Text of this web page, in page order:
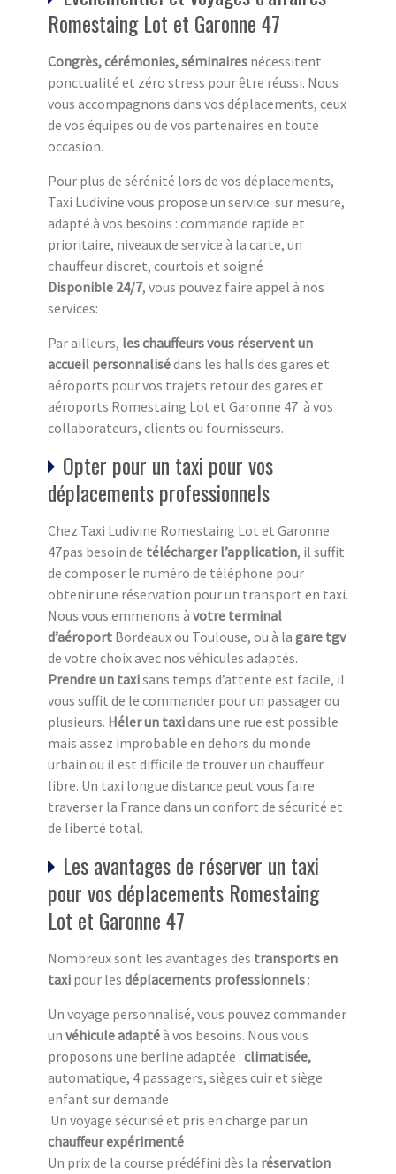
Romestaing Lot et Garonne 47
Congrès, cérémonies, séminaires nécessitent
ponctualité et zéro stress pour être réussi. Nous
vous accompagnons dans vos déplacements, ceux
de vos équipes ou de vos partenaires en toute
occasion.
Pour plus de sérénité lors de vos déplacements,
Taxi Ludivine vous propose un service sur mesure,
adapté à vos besoins : commande rapide et
prioritaire, niveaux de service à la carte, un
chauffeur discret, courtois et soigné
Disponible 24/7, vous pouvez faire appel à nos
services:
Par ailleurs, les chauffeurs vous réservent un
accueil personnalisédans les halls des gares et
aéroports pour vos trajets retour des gares et
aéroports Romestaing Lot et Garonne 47 à vos
collaborateurs, clients ou fournisseurs.
Opter pour un taxi pour vos
déplacements professionnels
Chez Taxi Ludivine Romestaing Lot et Garonne
47pas besoin de télécharger l’application, il suffit
de composer le numéro de téléphone pour
obtenir une réservation pour un transport en taxi.
Nous vous emmenons à votre terminal
d’aéroport Bordeaux ou Toulouse, ou à la gare tgv
de votre choix avec nos véhicules adaptés.
Prendre un taxisans temps d’attente est facile, il
vous suffit de le commander pour un passager ou
plusieurs. Héler un taxidans une rue est possible
mais assez improbable en dehors du monde
urbain ou il est difficile de trouver un chauffeur
libre. Un taxi longue distance peut vous faire
traverser la France dans un confort de sécurité et
de liberté total.
Les avantages de réserver un taxi
pour vos déplacements Romestaing
Lot et Garonne 47
Nombreux sont les avantages des transports en
taxi pour les déplacements professionnels :
Un voyage personnalisé, vous pouvez commander
un véhicule adaptéà vos besoins. Nous vous
proposons une berline adaptée : climatisée,
automatique, 4 passagers, sièges cuir et siège
enfant sur demande
Un voyage sécurisé et pris en charge par un
chauffeur expérimenté
Un prix de la course prédéfini dès la réservation